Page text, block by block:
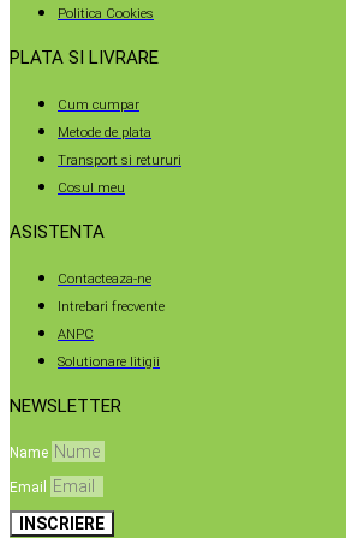
Politica Cookies
PLATA SI LIVRARE
Cum cumpar
Metode de plata
Transport si retururi
Cosul meu
ASISTENTA
Contacteaza-ne
Intrebari frecvente
ANPC
Solutionare litigii
NEWSLETTER
Name
Email
INSCRIERE